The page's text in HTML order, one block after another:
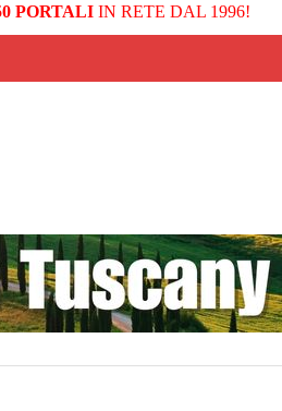
PORTALIIN RETE DAL 1996!